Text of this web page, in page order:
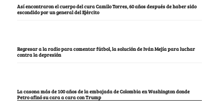
Así encontraron el cuerpo del cura Camilo Torres, 60 años después de haber sido
escondido por un general del Ejército
Regresar a la radio para comentar fútbol, la solución de Iván Mejía para luchar
contra la depresión
La casona más de 100 años de la embajada de Colombia en Washington donde
Petro afinó su cara a cara con Trump